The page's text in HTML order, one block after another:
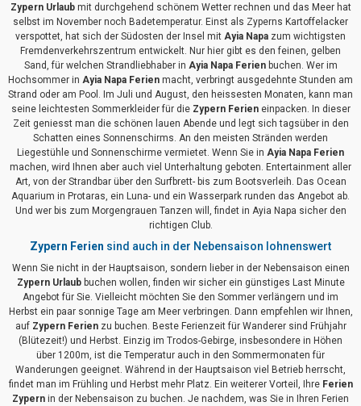
Zypern Urlaubmit durchgehend schönem Wetter rechnen und das Meer hat
selbst im November noch Badetemperatur. Einst als Zyperns Kartoffelacker
verspottet, hat sich der Südosten der Insel mit Ayia Napa zum wichtigsten
Fremdenverkehrszentrum entwickelt. Nur hier gibt es den feinen, gelben
Sand, für welchen Strandliebhaber in Ayia Napa Ferienbuchen. Wer im
Hochsommer in Ayia Napa Ferien macht, verbringt ausgedehnte Stunden am
Strand oder am Pool. Im Juli und August, den heissesten Monaten, kann man
seine leichtesten Sommerkleider für die Zypern Ferieneinpacken. In dieser
Zeit geniesst man die schönen lauen Abende und legt sich tagsüber in den
Schatten eines Sonnenschirms. An den meisten Stränden werden
Liegestühle und Sonnenschirme vermietet. Wenn Sie in Ayia Napa Ferien
machen, wird Ihnen aber auch viel Unterhaltung geboten. Entertainment aller
Art, von der Strandbar über den Surfbrett- bis zum Bootsverleih. Das Ocean
Aquarium in Protaras, ein Luna- und ein Wasserpark runden das Angebot ab.
Und wer bis zum Morgengrauen Tanzen will, findet in Ayia Napa sicher den
richtigen Club.
Zypern Ferien sind auch in der Nebensaison lohnenswert
Wenn Sie nicht in der Hauptsaison, sondern lieber in der Nebensaison einen
Zypern Urlaubbuchen wollen, finden wir sicher ein günstiges Last Minute
Angebot für Sie. Vielleicht möchten Sie den Sommer verlängern und im
Herbst ein paar sonnige Tage am Meer verbringen. Dann empfehlen wir Ihnen,
auf Zypern Ferienzu buchen. Beste Ferienzeit für Wanderer sind Frühjahr
(Blütezeit!) und Herbst. Einzig im Trodos-Gebirge, insbesondere in Höhen
über 1200m, ist die Temperatur auch in den Sommermonaten für
Wanderungen geeignet. Während in der Hauptsaison viel Betrieb herrscht,
findet man im Frühling und Herbst mehr Platz. Ein weiterer Vorteil, Ihre Ferien
Zypern in der Nebensaison zu buchen. Je nachdem, was Sie in Ihren Ferien